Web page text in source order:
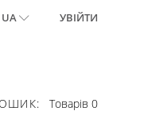
UA УВІЙТИ
Товарів 0